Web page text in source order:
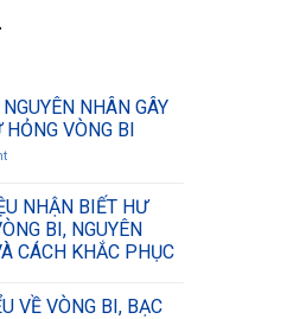
NHÂN GÂY
HỎNG VÒNG BI
NHẬN BIẾT HƯ
BI, NGUYÊN
CÁCH KHẮC PHỤC
VỀ VÒNG BI, BẠC